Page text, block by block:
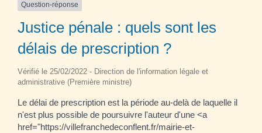
Question-réponse
Justice pénale : quels sont les
délais de prescription ?
Vérifié le 25/02/2022 - Direction de l'information légale et
administrative (Première ministre)
Le délai de prescription est la période au-delà de laquelle il
n'est plus possible de poursuivre l'auteur d'une <a
href="https://villefranchedeconflent.fr/mairie-et-